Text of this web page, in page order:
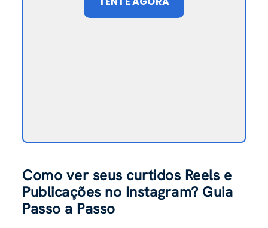
Como ver seus curtidos Reels e
Publicações no Instagram? Guia
Passo a Passo